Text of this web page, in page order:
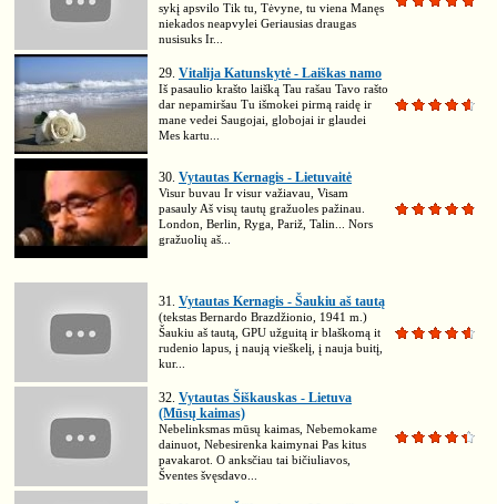
sykį apsvilo Tik tu, Tėvyne, tu viena Manęs
niekados neapvylei Geriausias draugas
nusisuks Ir...
29. Vitalija Katunskytė - Laiškas namo
Iš pasaulio krašto laišką Tau rašau Tavo rašto
dar nepamiršau Tu išmokei pirmą raidę ir
mane vedei Saugojai, globojai ir glaudei
Mes kartu...
30. Vytautas Kernagis - Lietuvaitė
Visur buvau Ir visur važiavau, Visam
pasauly Aš visų tautų gražuoles pažinau.
London, Berlin, Ryga, Pariž, Talin... Nors
gražuolių aš...
31. Vytautas Kernagis - Šaukiu aš tautą
(tekstas Bernardo Brazdžionio, 1941 m.)
Šaukiu aš tautą, GPU užguitą ir blaškomą it
rudenio lapus, į naują vieškelį, į nauja buitį,
kur...
32. Vytautas Šiškauskas - Lietuva
(Mūsų kaimas)
Nebelinksmas mūsų kaimas, Nebemokame
dainuot, Nebesirenka kaimynai Pas kitus
pavakarot. O anksčiau tai bičiuliavos,
Šventes švęsdavo...